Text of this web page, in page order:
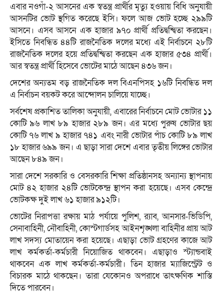
এবার নওগাঁ-২ আসনের এক স্বতন্ত্র প্রার্থীর মৃত্যু হওয়ায় বিধি অনুযায়ী
আসনটির ভোট স্থগিত করেছে ইসি। ফলে আজ ভোট হচ্ছে ২৯৯টি
আসনে। এসব আসনে এক হাজার ৯৭০ প্রার্থী প্রতিদ্বন্দ্বিতা করছেন।
ইসিতে নিবন্ধিত ৪৪টি রাজনৈতিক দলের মধ্যে এই নির্বাচনে ২৮টি
রাজনৈতিক দলের হয়ে প্রতিদ্বন্দ্বিতা করছেন এক হাজার ৫৩৪ প্রার্থী।
আর স্বতন্ত্র প্রার্থী হিসেবে ভোটের মাঠে আছেন ৪৩৬ জন।
দেশের অন্যতম বড় রাজনৈতিক দল বিএনপিসহ ১৬টি নিবন্ধিত দল
এ নির্বাচন বয়কট করে আন্দোলন চালিয়ে যাচ্ছে।
সর্বশেষ প্রকাশিত তালিকা অনুযায়ী, এবারের নির্বাচনে মোট ভোটার ১১
কোটি ৯৬ লাখ ৮৯ হাজার ২৮৯ জন। এর মধ্যে পুরুষ ভোটার ছয়
কোটি ৭৬ লাখ ৯ হাজার ৭৪১ এবং নারী ভোটার পাঁচ কোটি ৮৯ লাখ
১৮ হাজার ৬৯৯ জন। এ ছাড়া সারা দেশে এবার তৃতীয় লিঙ্গের ভোটার
আছেন ৮৪৯ জন।
সারা দেশে সরকারি ও বেসরকারি শিক্ষা প্রতিষ্ঠানসহ অন্যান্য স্থাপনায়
মোট ৪২ হাজার ২৪টি ভোটকেন্দ্র স্থাপন করা হয়েছে। এসব কেন্দ্রে
ভোটকক্ষ দুই লাখ ৬১ হাজার ৯১২টি।
ভোটের নিরাপত্তা রক্ষায় মাঠ পর্যায়ে পুলিশ, র‌্যাব, আনসার-ভিডিপি,
সেনাবাহিনী, নৌবাহিনী, কোস্টগার্ডসহ আইনশৃঙ্খলা বাহিনীর প্রায় আট
লাখ সদস্য মোতায়েন করা হয়েছে। এছাড়া ভোট গ্রহণের কাজে আট
লাখ কর্মকর্তা-কর্মচারী নিয়োজিত থাকবেন। এছাড়াও স্ট্যান্ডবাই
থাকবেন এক লাখ কর্মকর্তা-কর্মচারী। তিন হাজার ম্যাজিস্ট্রেট ও
বিচারক মাঠে থাকছেন। তারা যেকোনও অপরাধে তাৎক্ষণিক শাস্তি
দিতে পারবেন।